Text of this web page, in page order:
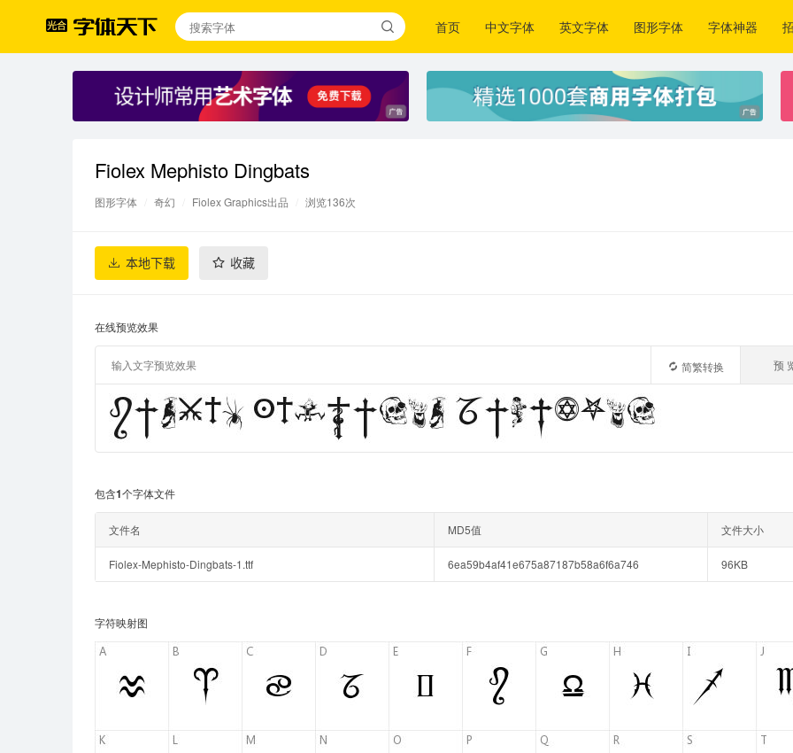
首页 中文字体 英文字体 图形字体 字体神器
Fiolex Mephisto Dingbats
图形字体 奇幻 Fiolex Graphics出品 浏览136次
本地下载 收藏
在线预览效果
预
简繁转换
包含1个字体文件
文件名 MD5值 文件大小
Fiolex-Mephisto-Dingbats-1.ttf 6ea59b4af41e675a87187b58a6f6a746 96KB
字符映射图